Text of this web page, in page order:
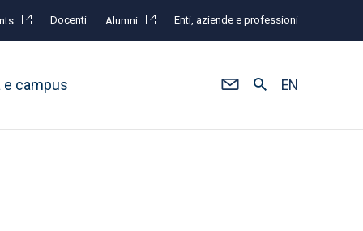
Docenti Alumni Enti, aziende e professioni
e campus EN